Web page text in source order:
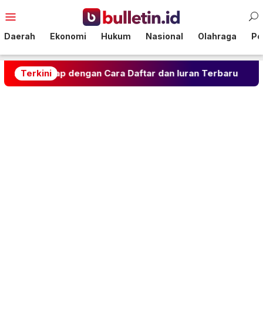
ke
Mobile
Daerah Ekonomi Hukum Nasional Olahraga
Terkini
dengan Cara Daftar dan Iuran Terbaru Rahasia